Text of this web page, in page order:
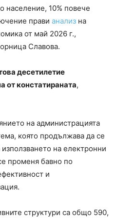
население, 10% повече
прави анализ на
от май 2026 г.,
Славова.
десетилетие
от констатираната,
на администрацията
която продължава да се
на електронни
променя бавно по
и
структури са общо 590,